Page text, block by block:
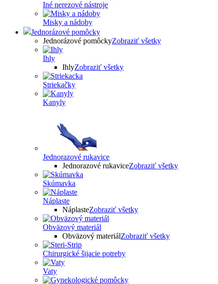
Iné nerezové nástroje
Misky a nádoby
Jednorázové pomôcky
Jednorázové pomôckyZobraziť všetky
Ihly
IhlyZobraziť všetky
Striekačky
Kanyly
Jednorazové rukavice
Jednorazové rukaviceZobraziť všetky
Skúmavka
Náplaste
NáplasteZobraziť všetky
Obväzový materiál
Obväzový materiálZobraziť všetky
Chirurgické šijacie potreby
Vaty